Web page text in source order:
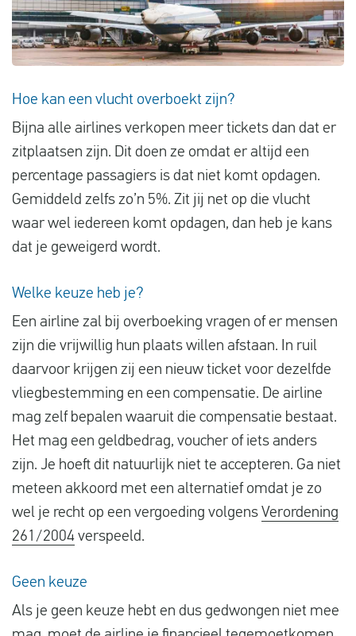
Hoe kan een vlucht overboekt zijn?
Bijna alle airlines verkopen meer tickets dan dat er
zitplaatsen zijn. Dit doen ze omdat er altijd een
percentage passagiers is dat niet komt opdagen.
Gemiddeld zelfs zo’n 5%. Zit jij net op die vlucht
waar wel iedereen komt opdagen, dan heb je kans
dat je geweigerd wordt.
Welke keuze heb je?
Een airline zal bij overboeking vragen of er mensen
zijn die vrijwillig hun plaats willen afstaan. In ruil
daarvoor krijgen zij een nieuw ticket voor dezelfde
vliegbestemming en een compensatie. De airline
mag zelf bepalen waaruit die compensatie bestaat.
Het mag een geldbedrag, voucher of iets anders
zijn. Je hoeft dit natuurlijk niet te accepteren. Ga niet
meteen akkoord met een alternatief omdat je zo
wel je recht op een vergoeding volgens Verordening
261/2004 verspeeld.
Geen keuze
Als je geen keuze hebt en dus gedwongen niet mee